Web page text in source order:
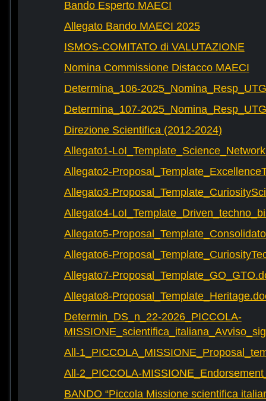
Bando Esperto MAECI
Allegato Bando MAECI 2025
ISMOS-COMITATO di VALUTAZIONE
Nomina Commissione Distacco MAECI
Determina_106-
Determina_107-
Direzione Scientifica (2012-2024)
Allegato1-
Allegato2-
Allegato3-
Allegato4-
Allegato5-
Allegato6-
Allegato7-
Allegato8-
Determin_DS_n_22-2026_PICCOLA-
All-
All-2_PICCOLA-
BANDO “Piccola Missione scientifica